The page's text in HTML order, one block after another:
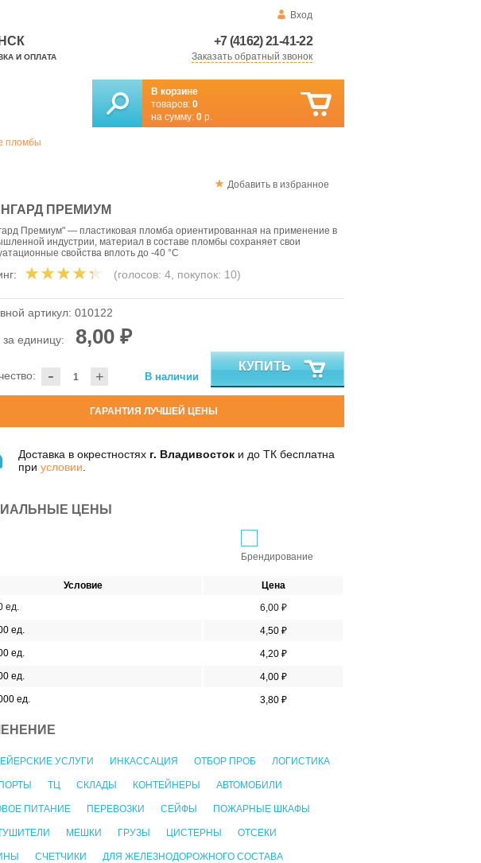
Вход
+7 (4162) 21-41-22
Заказать обратный звонок
И ОПЛАТА
В корзине
товаров: 0
на сумму: 0 р.
пломбы
Добавить в избранное
ПРЕМИУМ
Премиум" — пластиковая пломба ориентированная на применение в
индустрии, материал в составе пломбы сохраняет свои
свойства вплоть до -40 °C
(голосов: 4, покупок: 10)
артикул: 010122
единицу: 8,00 ₽
- + В наличии
КУПИТЬ
ГАРАНТИЯ ЛУЧШЕЙ ЦЕНЫ
Доставка в окрестностях г. Владивосток и до ТК бесплатна
при условии
ЦЕНЫ
Брендирование
Условие
Цена
ед.
6,00 ₽
ед.
4,50 ₽
ед.
4,20 ₽
ед.
4,00 ₽
ед.
3,80 ₽
УСЛУГИ ИНКАССАЦИЯ ОТБОР ПРОБ ЛОГИСТИКА
ТЦ СКЛАДЫ КОНТЕЙНЕРЫ АВТОМОБИЛИ
ПИТАНИЕ ПЕРЕВОЗКИ СЕЙФЫ ПОЖАРНЫЕ ШКАФЫ
МЕШКИ ГРУЗЫ ЦИСТЕРНЫ ОТСЕКИ
СЧЕТЧИКИ ДЛЯ ЖЕЛЕЗНОДОРОЖНОГО СОСТАВА